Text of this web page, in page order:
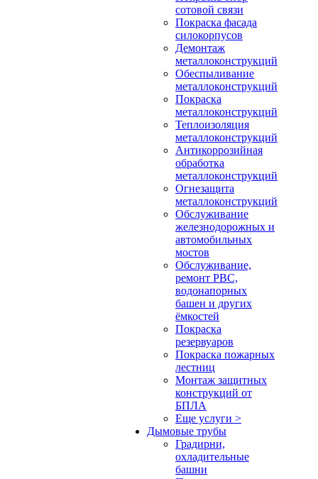
сотовой связи
Покраска фасада
силокорпусов
Демонтаж
металлоконструкций
Обеспыливание
металлоконструкций
Покраска
металлоконструкций
Теплоизоляция
металлоконструкций
Антикоррозийная
обработка
металлоконструкций
Огнезащита
металлоконструкций
Обслуживание
железнодорожных и
автомобильных
мостов
Обслуживание,
ремонт РВС,
водонапорных
башен и других
ёмкостей
Покраска
резервуаров
Покраска пожарных
лестниц
Монтаж защитных
конструкций от
БПЛА
Еще услуги >
Дымовые трубы
Градирни,
охладительные
башни